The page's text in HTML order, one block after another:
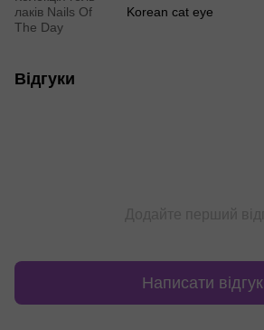
лаків Nails Of
The Day
Korean cat eye
Відгуки
Написати відгук